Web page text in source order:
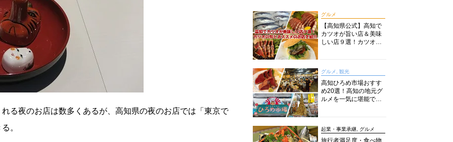
る夜のお店は数多くあるが、高知県の夜のお店では「東京で
。
グルメ
【高知県公式】高知で
カツオが旨い店＆美味
しい店９選！カツオの
グルメ, 観光
高知ひろめ市場おすす
め20選！高知の地元グ
ルメを一気に堪能でき
起業・事業承継, グルメ
旅行者満足度・食べ物